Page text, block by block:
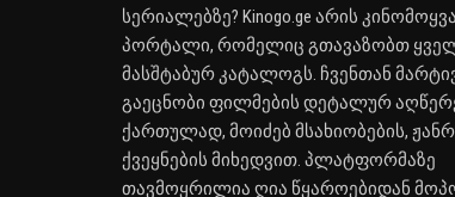
სერიალებზე? Kinogo.ge არის
პორტალი, რომელიც გთავაზობთ
მასშტაბურ კატალოგს. ჩვენთან
გაეცნობი ფილმების დეტალურ
ქართულად, მოიძებ მსახიობების,
ქვეყნების მიხედვით. პლატფორმაზე
თავმოყრილია ღია წყაროებიდან